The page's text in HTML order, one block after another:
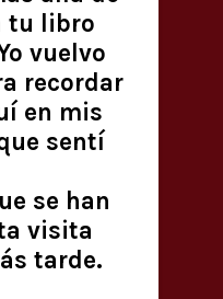
tu libro
vuelvo
recordar
en mis
sentí
se han
visita
tarde.